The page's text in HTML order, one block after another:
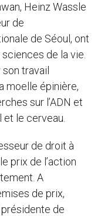
Heinz Wassle
de
de Séoul, ont
de la vie.
travail
moelle épinière,
sur l’ADN et
le cerveau.
de droit à
prix de l’action
A
de prix,
de